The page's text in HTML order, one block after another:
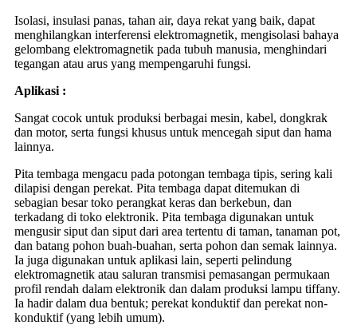
Isolasi, insulasi panas, tahan air, daya rekat yang baik, dapat
menghilangkan interferensi elektromagnetik, mengisolasi bahaya
gelombang elektromagnetik pada tubuh manusia, menghindari
tegangan atau arus yang mempengaruhi fungsi.
Aplikasi :
Sangat cocok untuk produksi berbagai mesin, kabel, dongkrak
dan motor, serta fungsi khusus untuk mencegah siput dan hama
lainnya.
Pita tembaga mengacu pada potongan tembaga tipis, sering kali
dilapisi dengan perekat. Pita tembaga dapat ditemukan di
sebagian besar toko perangkat keras dan berkebun, dan
terkadang di toko elektronik. Pita tembaga digunakan untuk
mengusir siput dan siput dari area tertentu di taman, tanaman pot,
dan batang pohon buah-buahan, serta pohon dan semak lainnya.
Ia juga digunakan untuk aplikasi lain, seperti pelindung
elektromagnetik atau saluran transmisi pemasangan permukaan
profil rendah dalam elektronik dan dalam produksi lampu tiffany.
Ia hadir dalam dua bentuk; perekat konduktif dan perekat non-
konduktif (yang lebih umum).